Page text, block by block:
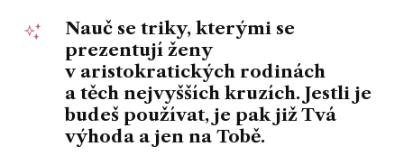
Nauč se triky, kterými se
prezentují ženy
v aristokratických rodinách
a těch nejvyšších kruzích. Jestli je
budeš používat, je pak již Tvá
výhoda a jen na Tobě.